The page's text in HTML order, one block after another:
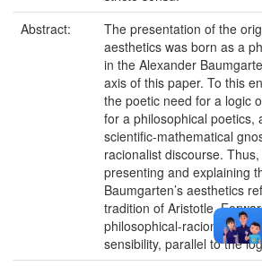
Abstract:
The presentation of the
aesthetics was born as a
in the Alexander
axis of this paper. To this
the poetic need for a logic
for a philosophical poetics,
scientific-mathematical
racionalist discourse.
presenting and explaining
Baumgarten’s aesthetics
tradition of Aristotle.
philosophical-racionalist
sensibility, parallel to the